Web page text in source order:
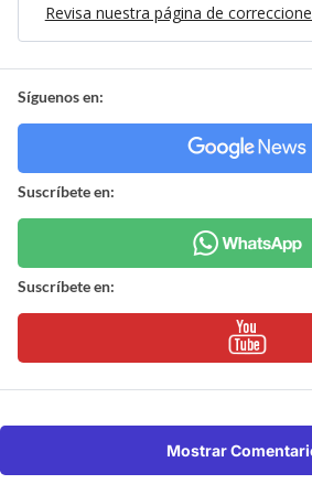
Revisa nuestra página de
Síguenos en:
Suscríbete en:
Suscríbete en:
Mostrar